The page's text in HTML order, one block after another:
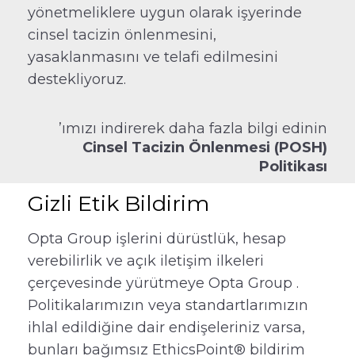
yönetmeliklere uygun olarak işyerinde
cinsel tacizin önlenmesini,
yasaklanmasını ve telafi edilmesini
destekliyoruz.
’ımızı indirerek daha fazla bilgi edinin
Cinsel Tacizin Önlenmesi (POSH)
Politikası
Gizli Etik Bildirim
Opta Group işlerini dürüstlük, hesap
verebilirlik ve açık iletişim ilkeleri
çerçevesinde yürütmeye Opta Group .
Politikalarımızın veya standartlarımızın
ihlal edildiğine dair endişeleriniz varsa,
bunları bağımsız EthicsPoint® bildirim